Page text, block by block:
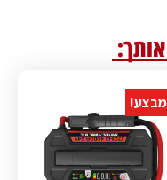
מבצע!